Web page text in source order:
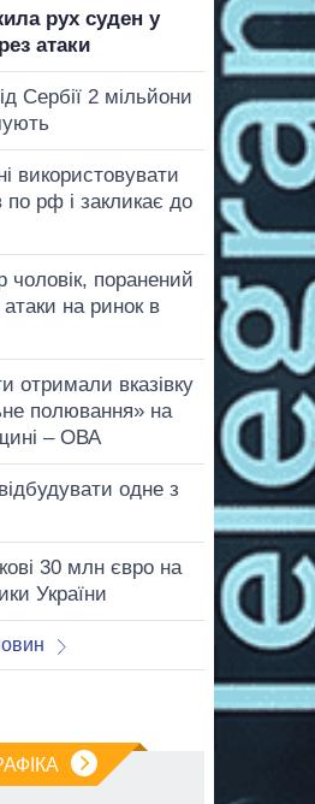
рух суден у
атаки
Сербії 2 мільйони
використовувати
по рф і закликає до
поранений
атаки на ринок в
отримали вказівку
полювання» на
– ОВА
одне з
30 млн євро на
України